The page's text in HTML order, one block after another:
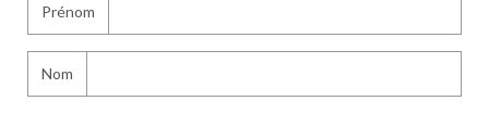
Prénom
Nom